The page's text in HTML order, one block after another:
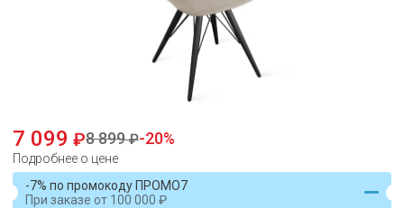
7 099 8 899 20
Подробнее о цене
-7% по промокоду ПРОМО7
При заказе от 100 000